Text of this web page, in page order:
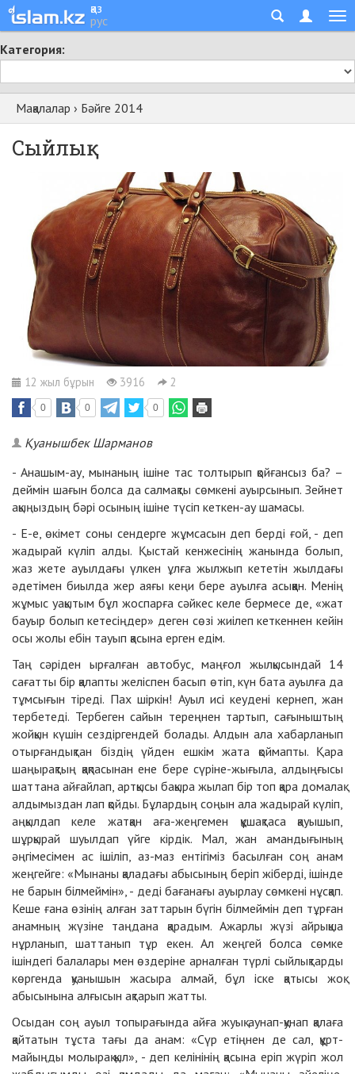
қаз
рус
Категория:
Мақалалар › Бәйге 2014
Сыйлық
12 жыл бұрын 3916 2
0 0 0
Қуанышбек Шарманов
- Анашым-ау, мынаның ішіне тас толтырып қойғансыз ба? –
деймін шағын болса да салмақты сөмкені ауырсынып. Зейнет
ақыңыздың бәрі осының ішіне түсіп кеткен-ау шамасы.
- Е-е, өкімет соны сендерге жұмсасын деп берді ғой, - деп
жадырай күліп алды. Қыстай кенжесінің жанында болып,
жаз жете ауылдағы үлкен ұлға жылжып кететін жылдағы
әдетімен биылда жер аяғы кеңи бере ауылға асыққан. Менің
жұмыс уақытым бұл жоспарға сәйкес келе бермесе де, «жат
бауыр болып кетесіңдер» деген сөзі жиілеп кеткеннен кейін
осы жолы ебін тауып қасына ерген едім.
Таң сәріден ырғалған автобус, маңғол жылқысындай 14
сағатты бір қалапты желіспен басып өтіп, күн бата ауылға да
тұмсығын тіреді. Пах шіркін! Ауыл исі кеудені кернеп, жан
тербетеді. Тербеген сайын тереңнен тартып, сағыныштың
жойқын күшін сездіргендей болады. Алдын ала хабарланып
отырғандықтан біздің үйден ешкім жата қоймапты. Қара
шаңырақтың қақпасынан ене бере сүріне-жығыла, алдыңғысы
шаттана айғайлап, артқысы бақыра жылап бір топ қара домалақ
алдымыздан лап қойды. Бұлардың соңын ала жадырай күліп,
аңқылдап келе жатқан аға-жеңгемен құшақтаса қауышып,
шұрқырай шуылдап үйге кірдік. Мал, жан амандығының
әңгімесімен ас ішіліп, аз-маз ентігіміз басылған соң анам
жеңгейге: «Мынаны қаладағы абысының беріп жіберді, ішінде
не барын білмеймін», - деді бағанағы ауырлау сөмкені нұсқап.
Кеше ғана өзінің алған заттарын бүгін білмеймін деп тұрған
анамның жүзіне таңдана қарадым. Ажарлы жүзі айрықша
нұрланып, шаттанып тұр екен. Ал жеңгей болса сөмке
ішіндегі балалары мен өздеріне арналған түрлі сыйлықтарды
көргенда қуанышын жасыра алмай, бұл іске қатысы жоқ
абысынына алғысын ақтарып жатты.
Осыдан соң ауыл топырағында айға жуық аунап-қунап қалаға
қайтатын тұста тағы да анам: «Сүр етіңнен де сал, құрт-
майыңды молырақ қыл», - деп келінінің қасына еріп жүріп жол